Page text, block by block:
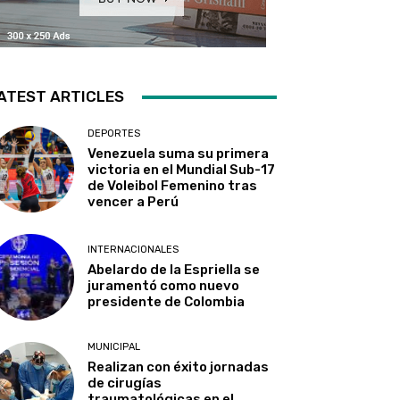
ARTICLES
DEPORTES
Venezuela suma su primera
victoria en el Mundial Sub-17
de Voleibol Femenino tras
vencer a Perú
INTERNACIONALES
Abelardo de la Espriella se
juramentó como nuevo
presidente de Colombia
MUNICIPAL
Realizan con éxito jornadas
de cirugías